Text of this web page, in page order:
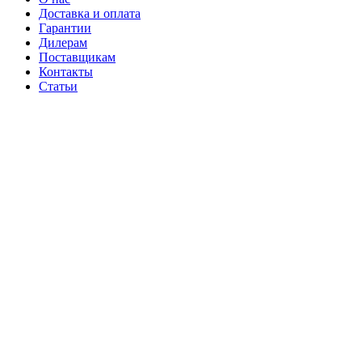
Доставка и оплата
Гарантии
Дилерам
Поставщикам
Контакты
Статьи